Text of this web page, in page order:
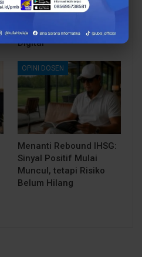
sebagai Kunci
Pendidikan Tinggi di Era
Digital
OPINI DOSEN
Menanti Rebound IHSG:
Sinyal Positif Mulai
Muncul, tetapi Risiko
Belum Hilang